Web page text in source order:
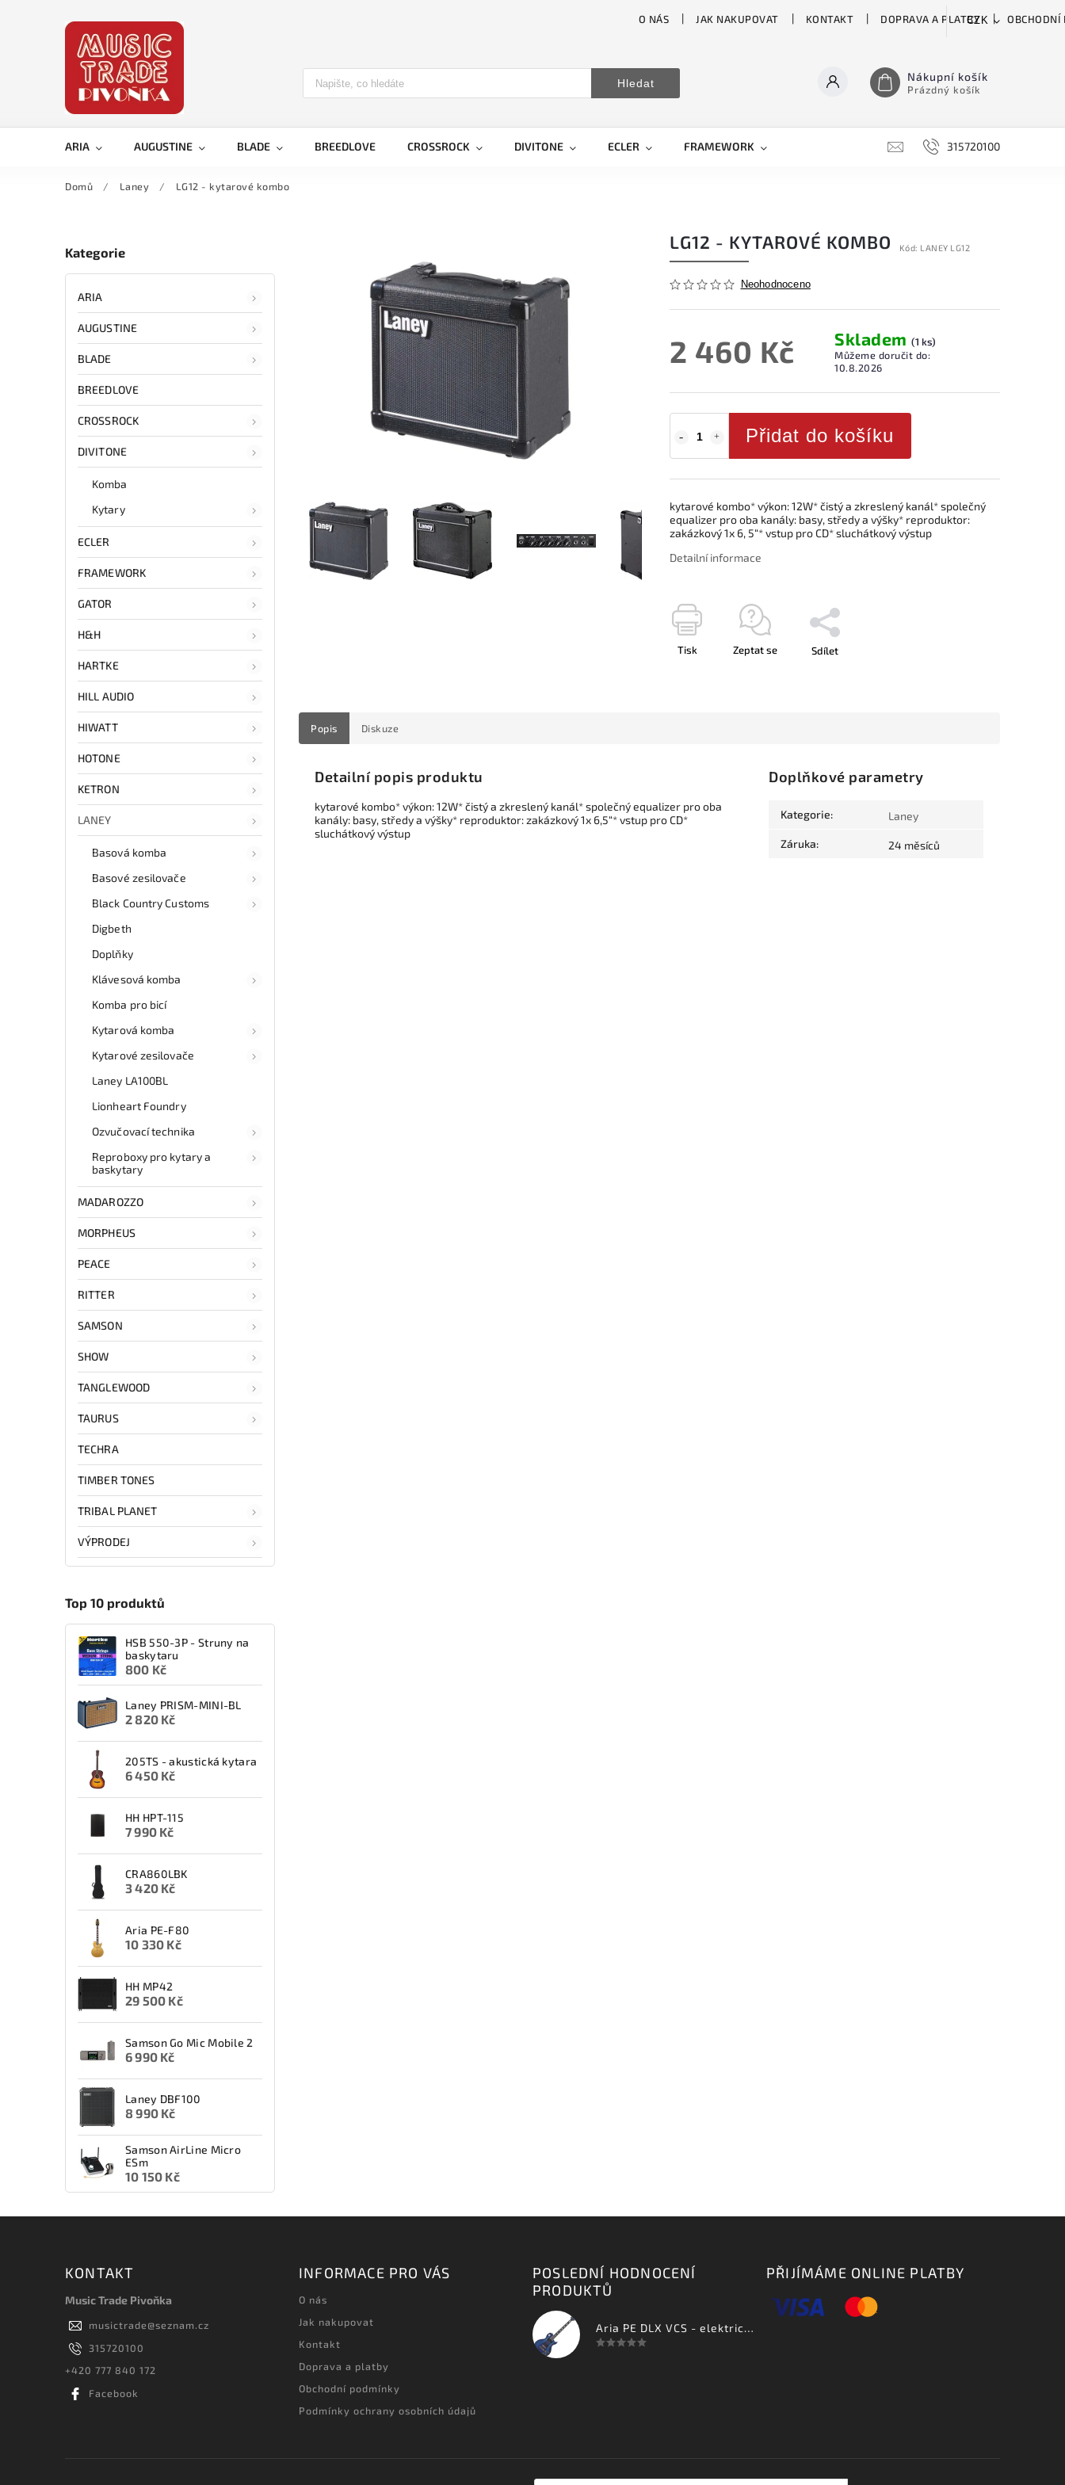
O NÁS JAK NAKUPOVAT KONTAKT DOPRAVA A PLATBY OBCHODNÍ
CZK
Hledat Nákupní košík
Prázdný košík
ARIA AUGUSTINE BLADE BREEDLOVE CROSSROCK DIVITONE ECLER FRAMEWORK H&H HARTKE
315720100
Domů / Laney / LG12 - kytarové kombo
Kategorie
ARIA
AUGUSTINE
BLADE
BREEDLOVE
CROSSROCK
DIVITONE
Komba
Kytary
ECLER
FRAMEWORK
GATOR
H&H
HARTKE
HILL AUDIO
HIWATT
HOTONE
KETRON
LANEY
Basová komba
Basové zesilovače
Black Country Customs
Digbeth
Doplňky
Klávesová komba
Komba pro bicí
Kytarová komba
Kytarové zesilovače
Laney LA100BL
Lionheart Foundry
Ozvučovací technika
Reproboxy pro kytary a
baskytary
MADAROZZO
MORPHEUS
PEACE
RITTER
SAMSON
SHOW
TANGLEWOOD
TAURUS
TECHRA
TIMBER TONES
TRIBAL PLANET
VÝPRODEJ
Top 10 produktů
HSB 550-3P - Struny na
baskytaru
800 Kč
Laney PRISM-MINI-BL
2 820 Kč
205TS - akustická kytara
6 450 Kč
HH HPT-115
7 990 Kč
CRA860LBK
3 420 Kč
Aria PE-F80
10 330 Kč
HH MP42
29 500 Kč
Samson Go Mic Mobile 2
6 990 Kč
Laney DBF100
8 990 Kč
Samson AirLine Micro
ESm
10 150 Kč
LG12 - KYTAROVÉ KOMBO Kód: LANEY LG12
Neohodnoceno
2 460 Kč Skladem(1 ks)
Můžeme doručit do:
10.8.2026
Přidat do košíku
kytarové kombo* výkon: 12W* čistý a zkreslený kanál* společný
equalizer pro oba kanály: basy, středy a výšky* reproduktor:
zakázkový 1x 6, 5“* vstup pro CD* sluchátkový výstup
Detailní informace
Tisk Zeptat se Sdílet
Popis Diskuze
Detailní popis produktu
kytarové kombo* výkon: 12W* čistý a zkreslený kanál* společný equalizer pro oba
kanály: basy, středy a výšky* reproduktor: zakázkový 1x 6,5“* vstup pro CD*
sluchátkový výstup
Doplňkové parametry
Kategorie: Laney
Záruka: 24 měsíců
KONTAKT
Music Trade Pivoňka
musictrade@seznam.cz
315720100
+420 777 840 172
Facebook
INFORMACE PRO VÁS
O nás
Jak nakupovat
Kontakt
Doprava a platby
Obchodní podmínky
Podmínky ochrany osobních údajů
POSLEDNÍ HODNOCENÍ
PRODUKTŮ
Aria PE DLX VCS - elektrická kytara-zboží bylo vystaveno na prodejně
PŘIJÍMÁME ONLINE PLATBY